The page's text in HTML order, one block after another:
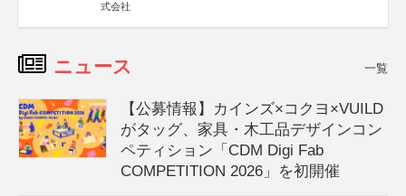
式会社
ニュース 一覧
【公募情報】カインズ×コクヨ×VUILD
がタッグ、家具・木工品デザインコン
ペティション「CDM Digi Fab
COMPETITION 2026」を初開催